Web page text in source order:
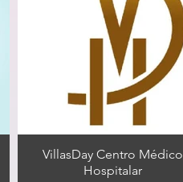
VillasDay Centro Médico
Hospitalar